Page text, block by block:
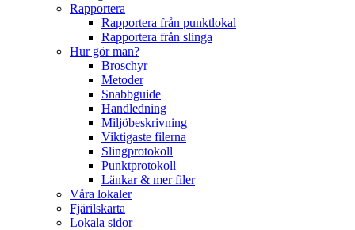
Rapportera
Rapportera från punktlokal
Rapportera från slinga
Hur gör man?
Broschyr
Metoder
Snabbguide
Handledning
Miljöbeskrivning
Viktigaste filerna
Slingprotokoll
Punktprotokoll
Länkar & mer filer
Våra lokaler
Fjärilskarta
Lokala sidor